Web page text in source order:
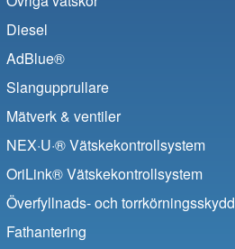
Diesel
AdBlue®
Slangupprullare
Mätverk & ventiler
NEX·U·® Vätskekontrollsystem
OriLink® Vätskekontrollsystem
Överfyllnads- och torrkörningsskydd
Fathantering